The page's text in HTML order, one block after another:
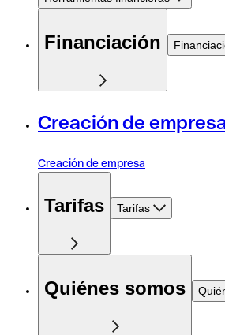
Financiación
Creación de
Creación de empresa
Tarifas Tarifas
Quiénes somos